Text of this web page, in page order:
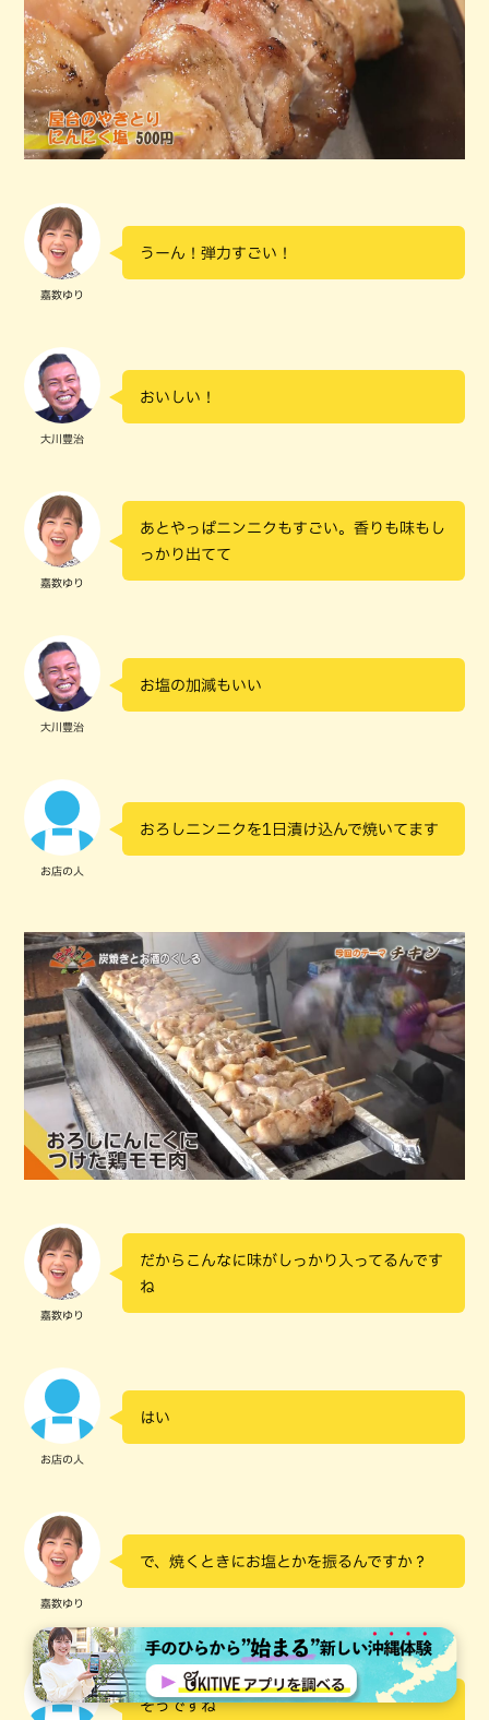
嘉数ゆり
うーん！弾力すごい！
大川豊治
おいしい！
嘉数ゆり
あとやっぱニンニクもすごい。香りも味もし
っかり出てて
大川豊治
お塩の加減もいい
お店の人
おろしニンニクを1日漬け込んで焼いてます
嘉数ゆり
だからこんなに味がしっかり入ってるんです
ね
お店の人
はい
嘉数ゆり
で、焼くときにお塩とかを振るんですか？
そうですね